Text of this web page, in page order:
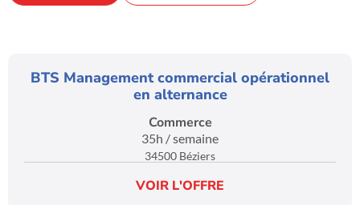
BTS Management commercial opérationnel
en alternance
Commerce
35h / semaine
34500 Béziers
VOIR L'OFFRE